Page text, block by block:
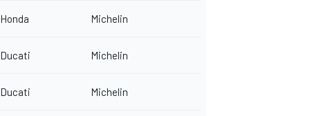
Honda Michelin
Ducati Michelin
Ducati Michelin